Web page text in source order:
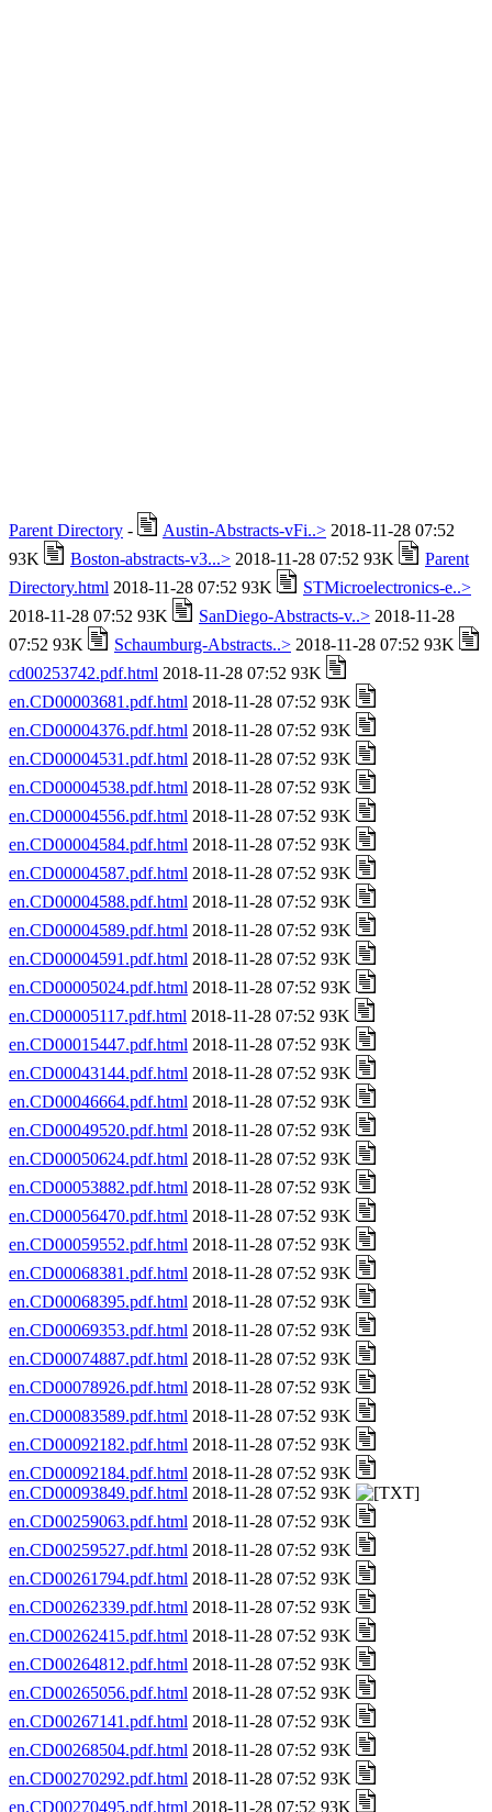
Parent Directory - Austin-Abstracts-vFi..> 2018-11-28 07:52
93K
Boston-abstracts-v3...> 2018-11-28 07:52 93K
Parent
Directory.html 2018-11-28 07:52 93K
STMicroelectronics-e..>
2018-11-28 07:52 93K
SanDiego-Abstracts-v..> 2018-11-28
07:52 93K
Schaumburg-Abstracts..> 2018-11-28 07:52 93K
cd00253742.pdf.html 2018-11-28 07:52 93K
en.CD00003681.pdf.html 2018-11-28 07:52 93K
en.CD00004376.pdf.html 2018-11-28 07:52 93K
en.CD00004531.pdf.html 2018-11-28 07:52 93K
en.CD00004538.pdf.html 2018-11-28 07:52 93K
en.CD00004556.pdf.html 2018-11-28 07:52 93K
en.CD00004584.pdf.html 2018-11-28 07:52 93K
en.CD00004587.pdf.html 2018-11-28 07:52 93K
en.CD00004588.pdf.html 2018-11-28 07:52 93K
en.CD00004589.pdf.html 2018-11-28 07:52 93K
en.CD00004591.pdf.html 2018-11-28 07:52 93K
en.CD00005024.pdf.html 2018-11-28 07:52 93K
en.CD00005117.pdf.html 2018-11-28 07:52 93K
en.CD00015447.pdf.html 2018-11-28 07:52 93K
en.CD00043144.pdf.html 2018-11-28 07:52 93K
en.CD00046664.pdf.html 2018-11-28 07:52 93K
en.CD00049520.pdf.html 2018-11-28 07:52 93K
en.CD00050624.pdf.html 2018-11-28 07:52 93K
en.CD00053882.pdf.html 2018-11-28 07:52 93K
en.CD00056470.pdf.html 2018-11-28 07:52 93K
en.CD00059552.pdf.html 2018-11-28 07:52 93K
en.CD00068381.pdf.html 2018-11-28 07:52 93K
en.CD00068395.pdf.html 2018-11-28 07:52 93K
en.CD00069353.pdf.html 2018-11-28 07:52 93K
en.CD00074887.pdf.html 2018-11-28 07:52 93K
en.CD00078926.pdf.html 2018-11-28 07:52 93K
en.CD00083589.pdf.html 2018-11-28 07:52 93K
en.CD00092182.pdf.html 2018-11-28 07:52 93K
en.CD00092184.pdf.html 2018-11-28 07:52 93K
en.CD00093849.pdf.html 2018-11-28 07:52 93K
en.CD00259063.pdf.html 2018-11-28 07:52 93K
en.CD00259527.pdf.html 2018-11-28 07:52 93K
en.CD00261794.pdf.html 2018-11-28 07:52 93K
en.CD00262339.pdf.html 2018-11-28 07:52 93K
en.CD00262415.pdf.html 2018-11-28 07:52 93K
en.CD00264812.pdf.html 2018-11-28 07:52 93K
en.CD00265056.pdf.html 2018-11-28 07:52 93K
en.CD00267141.pdf.html 2018-11-28 07:52 93K
en.CD00268504.pdf.html 2018-11-28 07:52 93K
en.CD00270292.pdf.html 2018-11-28 07:52 93K
en.CD00270495.pdf.html 2018-11-28 07:52 93K